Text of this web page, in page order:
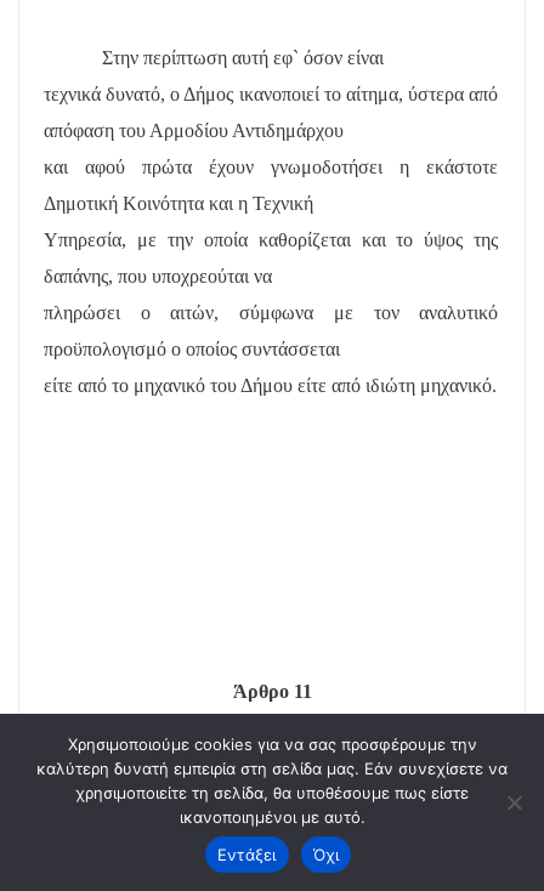
Στην περίπτωση αυτή εφ` όσον είναι
τεχνικά δυνατό, ο Δήμος ικανοποιεί το αίτημα, ύστερα από
απόφαση του Αρμοδίου Αντιδημάρχου
και αφού πρώτα έχουν γνωμοδοτήσει η εκάστοτε
Δημοτική Κοινότητα και η Τεχνική
Υπηρεσία, με την οποία καθορίζεται και το ύψος της
δαπάνης, που υποχρεούται να
πληρώσει ο αιτών, σύμφωνα με τον αναλυτικό
προϋπολογισμό ο οποίος συντάσσεται
είτε από το μηχανικό του Δήμου είτε από ιδιώτη μηχανικό.
Άρθρο 11
Τέλη ύδρευσης
Χρησιμοποιούμε cookies για να σας προσφέρουμε την
καλύτερη δυνατή εμπειρία στη σελίδα μας. Εάν συνεχίσετε να
χρησιμοποιείτε τη σελίδα, θα υποθέσουμε πως είστε
ικανοποιημένοι με αυτό.
Εντάξει
Όχι